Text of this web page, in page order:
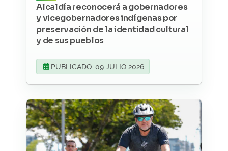
Alcaldía reconocerá a gobernadores
y vicegobernadores indígenas por
preservación de la identidad cultural
y de sus pueblos
PUBLICADO: 09 JULIO 2026